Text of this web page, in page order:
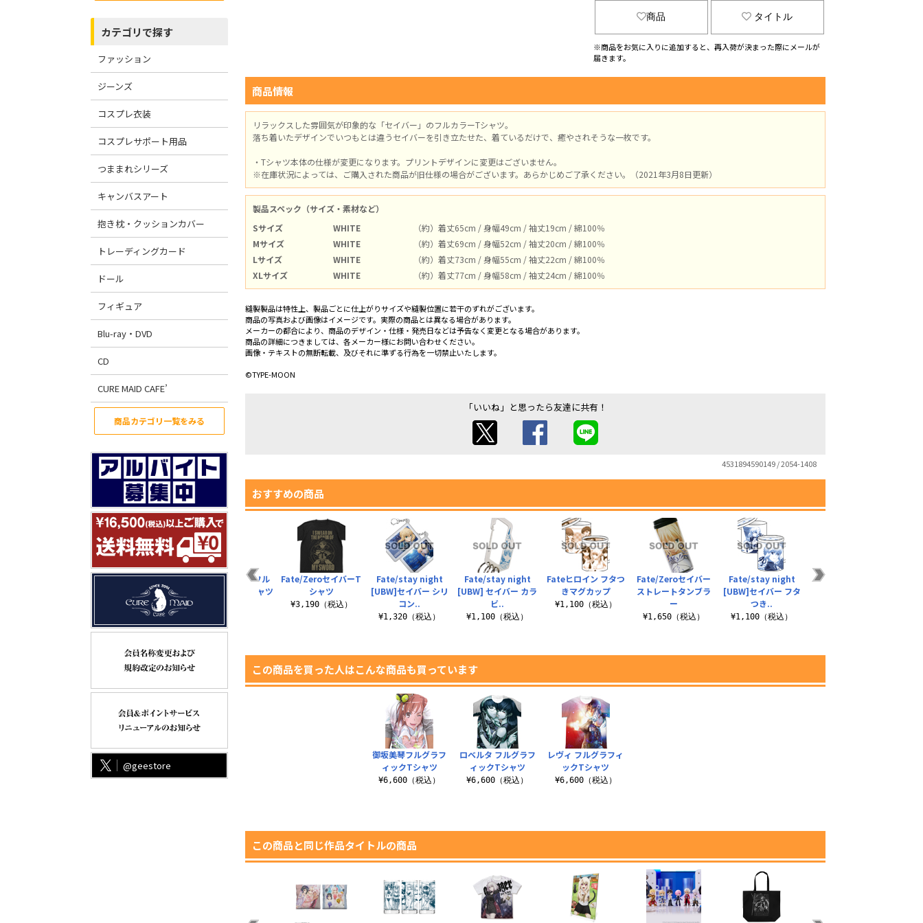
カテゴリで探す
ファッション
ジーンズ
コスプレ衣装
コスプレサポート用品
つままれシリーズ
キャンバスアート
抱き枕・クッションカバー
トレーディングカード
ドール
フィギュア
Blu-ray・DVD
CD
CURE MAID CAFE’
商品カテゴリ一覧をみる
@geestore
商品 タイトル
※商品をお気に入りに追加すると、再入荷が決まった際にメールが
届きます。
商品情報
リラックスした雰囲気が印象的な「セイバー」のフルカラーTシャツ。
落ち着いたデザインでいつもとは違うセイバーを引き立たせた、着ているだけで、癒やされそうな一枚です。
・Tシャツ本体の仕様が変更になります。プリントデザインに変更はございません。
※在庫状況によっては、ご購入された商品が旧仕様の場合がございます。あらかじめご了承ください。（2021年3月8日更新）
製品スペック（サイズ・素材など）
Sサイズ
WHITE
（約）着丈65cm / 身幅49cm / 袖丈19cm / 綿100％
Mサイズ
WHITE
（約）着丈69cm / 身幅52cm / 袖丈20cm / 綿100％
Lサイズ
WHITE
（約）着丈73cm / 身幅55cm / 袖丈22cm / 綿100％
XLサイズ
WHITE （約）着丈77cm / 身幅58cm / 袖丈24cm / 綿100％
縫製製品は特性上、製品ごとに仕上がりサイズや縫製位置に若干のずれがございます。
商品の写真および画像はイメージです。実際の商品とは異なる場合があります。
メーカーの都合により、商品のデザイン・仕様・発売日などは予告なく変更となる場合があります。
商品の詳細につきましては、各メーカー様にお問い合わせください。
画像・テキストの無断転載、及びそれに準ずる行為を一切禁止いたします。
©TYPE-MOON
「いいね」と思ったら友達に共有！
4531894590149 / 2054-1408
おすすめの商品
Fate/stay night
[UBW] セイバー カラ
ビ..
¥1,100（税込）
Fateヒロイン フタつ
きマグカップ
¥1,100（税込）
Fate/Zeroセイバー
ストレートタンブラ
ー
¥1,650（税込）
Fate/stay night
[UBW]セイバー フタ
つき..
¥1,100（税込）
★限定★セイバー フ
Fate/stay night
[UBW] セイバー メッ
セ..
¥4,620（税込）
騎士王セイバーフル
グラフィックTシャツ
Fate/ZeroセイバーT
シャツ
¥3,190（税込）
Fate/stay night
[UBW]セイバー シリ
コン..
¥1,320（税込）
この商品を買った人はこんな商品も買っています
ロベルタ フルグラフ
ィックTシャツ
¥6,600（税込）
レヴィ フルグラフィ
ックTシャツ
¥6,600（税込）
御坂美琴フルグラフ
ィックTシャツ
¥6,600（税込）
この商品と同じ作品タイトルの商品